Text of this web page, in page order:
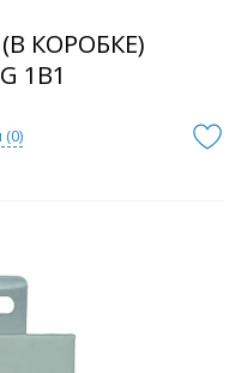
(В КОРОБКЕ)
1В1
(0)